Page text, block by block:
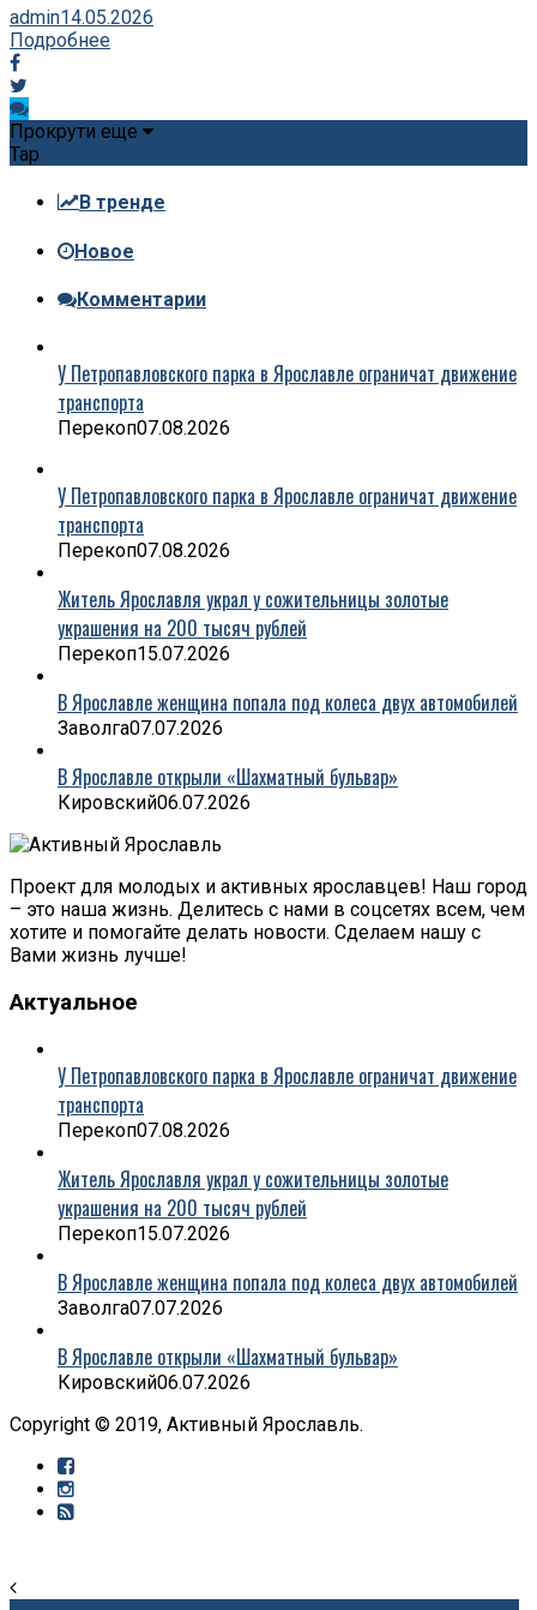
admin14.05.2026
Подробнее
Прокрути еще
Tap
В тренде
Новое
Комментарии
У Петропавловского парка в Ярославле ограничат движение
транспорта
Перекоп07.08.2026
У Петропавловского парка в Ярославле ограничат движение
транспорта
Перекоп07.08.2026
Житель Ярославля украл у сожительницы золотые
украшения на 200 тысяч рублей
Перекоп15.07.2026
В Ярославле женщина попала под колеса двух автомобилей
Заволга07.07.2026
В Ярославле открыли «Шахматный бульвар»
Кировский06.07.2026
Проект для молодых и активных ярославцев! Наш город
– это наша жизнь. Делитесь с нами в соцсетях всем, чем
хотите и помогайте делать новости. Сделаем нашу с
Вами жизнь лучше!
Актуальное
У Петропавловского парка в Ярославле ограничат движение
транспорта
Перекоп07.08.2026
Житель Ярославля украл у сожительницы золотые
украшения на 200 тысяч рублей
Перекоп15.07.2026
В Ярославле женщина попала под колеса двух автомобилей
Заволга07.07.2026
В Ярославле открыли «Шахматный бульвар»
Кировский06.07.2026
Copyright © 2019, Активный Ярославль.